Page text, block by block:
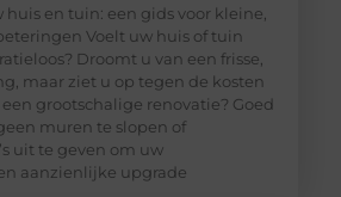
huis en tuin: een gids voor kleine,
Voelt uw huis of tuin
Droomt u van een frisse,
maar ziet u op tegen de kosten
grootschalige renovatie? Goed
muren te slopen of
uit te geven om uw
aanzienlijke upgrade